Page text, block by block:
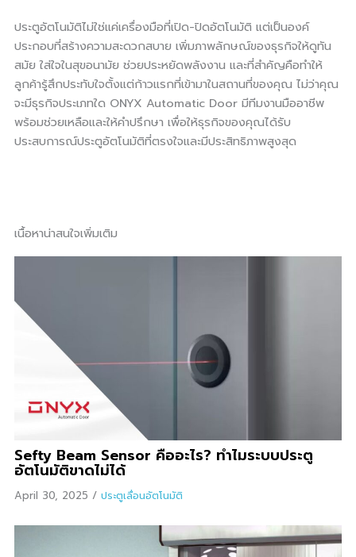
ประตูอัตโนมัติไม่ใช่แค่เครื่องมือที่เปิด-ปิดอัตโนมัติ แต่เป็นองค์
ประกอบที่สร้างความสะดวกสบาย เพิ่มภาพลักษณ์ของธุรกิจให้ดูทัน
สมัย ใส่ใจในสุขอนามัย ช่วยประหยัดพลังงาน และที่สำคัญคือทำให้
ลูกค้ารู้สึกประทับใจตั้งแต่ก้าวแรกที่เข้ามาในสถานที่ของคุณ ไม่ว่าคุณ
จะมีธุรกิจประเภทใด ONYX Automatic Door มีทีมงานมืออาชีพ
พร้อมช่วยเหลือและให้คำปรึกษา เพื่อให้ธุรกิจของคุณได้รับ
ประสบการณ์ประตูอัตโนมัติที่ตรงใจและมีประสิทธิภาพสูงสุด
เนื้อหาน่าสนใจเพิ่มเติม
Sefty Beam Sensor คืออะไร? ทำไมระบบประตู
อัตโนมัติขาดไม่ได้
April 30, 2025 / ประตูเลื่อนอัตโนมัติ